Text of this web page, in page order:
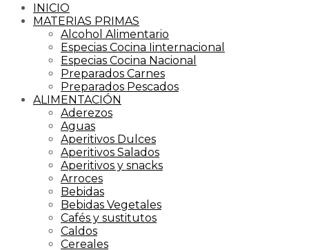
INICIO
MATERIAS PRIMAS
Alcohol Alimentario
Especias Cocina Iinternacional
Especias Cocina Nacional
Preparados Carnes
Preparados Pescados
ALIMENTACIÓN
Aderezos
Aguas
Aperitivos Dulces
Aperitivos Salados
Aperitivos y snacks
Arroces
Bebidas
Bebidas Vegetales
Cafés y sustitutos
Caldos
Cereales